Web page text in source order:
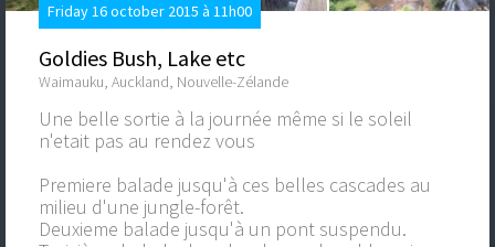
Friday 16 october 2015 à 11h00
Goldies Bush, Lake etc
Waimauku, Auckland, Nouvelle-Zélande
Une belle sortie à la journée même si le soleil
n'etait pas au rendez vous
Premiere balade jusqu'à ces belles cascades au
milieu d'une jungle-forêt.
Deuxieme balade jusqu'à un pont suspendu.